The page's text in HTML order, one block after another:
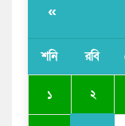
সরকার
সজীব ওয়াজেদ জয়
«
শনি রবি
১ ২